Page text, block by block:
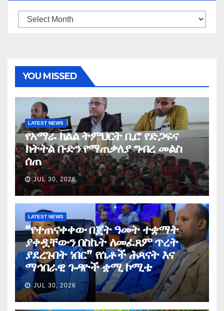
Archives
YOU MISSED
LATEST NEWS
የአማራ ክልል ትምህርት ቢሮ የድጋፍና
ክትትል ቡድን የማጠቃለያ ግብረ መልስ
ሰጠ
JUL 30, 2026
LATEST NEWS
“የተጠናቀቀው በጀት ዓመት ተቋማት
ያቀዷቸውን በስኬት ለመፈጸም ጥረት
ያደረጉበት ነበር” የሴቶች ሕጻናት እና
ማኅበራዊ ጉዳዮች ቋሚ ኮሚቴ
JUL 30, 2026